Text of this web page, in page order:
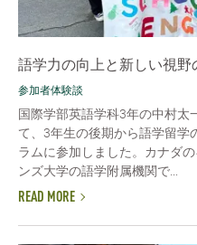
語学力の向上と新しい視野
参加者体験談
国際学部英語学科3年の中村太
て、3年生の後期から語学留学
ラムに参加しました。カナダ
ンズ大学の語学附属機関で...
READ MORE